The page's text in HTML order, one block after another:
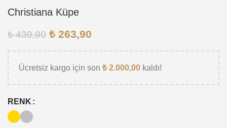
Christiana Küpe
₺439,90 ₺ 263,90
Ücretsiz kargo için son ₺2.000,00 kaldı!
RENK